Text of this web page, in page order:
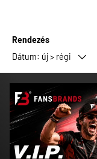
Rendezés
Dátum: új > régi